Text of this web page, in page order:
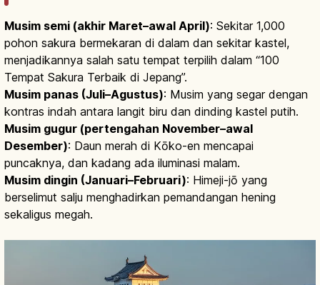
Musim semi (akhir Maret–awal April): Sekitar 1,000
pohon sakura bermekaran di dalam dan sekitar kastel,
menjadikannya salah satu tempat terpilih dalam “100
Tempat Sakura Terbaik di Jepang”.
Musim panas (Juli–Agustus): Musim yang segar dengan
kontras indah antara langit biru dan dinding kastel putih.
Musim gugur (pertengahan November–awal
Desember): Daun merah di Kōko-en mencapai
puncaknya, dan kadang ada iluminasi malam.
Musim dingin (Januari–Februari): Himeji-jō yang
berselimut salju menghadirkan pemandangan hening
sekaligus megah.